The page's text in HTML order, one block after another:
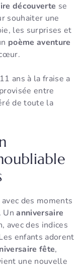
découverte se
souhaiter une
les surprises et
poème aventure
ans à la fraise a
entre
de toute la
des moments
Unanniversaire
avec des indices
enfants adorent
fête,
une nouvelle